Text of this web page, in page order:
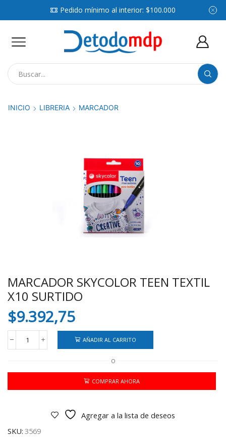
Pedido mínimo al interior: $100.000
INICIO LIBRERIA MARCADOR
MARCADOR SKYCOLOR TEEN TEXTIL
X10 SURTIDO
$9.392,75
MARCADOR
SKYCOLOR
TEXTIL
SURTIDO
AÑADIR AL CARRITO
O
COMPRAR AHORA
Agregar a la lista de deseos
SKU: 3569